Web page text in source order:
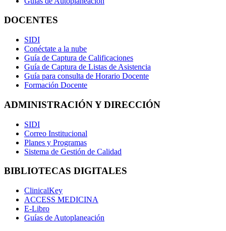
DOCENTES
SIDI
Conéctate a la nube
Guía de Captura de Calificaciones
Guía de Captura de Listas de Asistencia
Guía para consulta de Horario Docente
Formación Docente
ADMINISTRACIÓN Y DIRECCIÓN
SIDI
Correo Institucional
Planes y Programas
Sistema de Gestión de Calidad
BIBLIOTECAS DIGITALES
ClinicalKey
ACCESS MEDICINA
E-Libro
Guías de Autoplaneación